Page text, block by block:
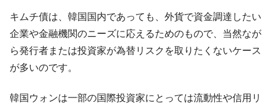
Fact1
発表から2日で大崩壊、鳴かず飛ばずに終わりそう
なスーパーリーグとは？
Fact1
日本人マスターズ挑戦の歴史。松山以前に最高位
だった選手とは？
ている意外な選手とは？
キムチ債は、韓国国内であっても、外貨で資金調達したい
企業や金融機関のニーズに応えるためのもので、当然なが
ら発行者または投資家が為替リスクを取りたくないケース
が多いのです。
韓国ウォンは一部の国際投資家にとっては流動性や信用リ